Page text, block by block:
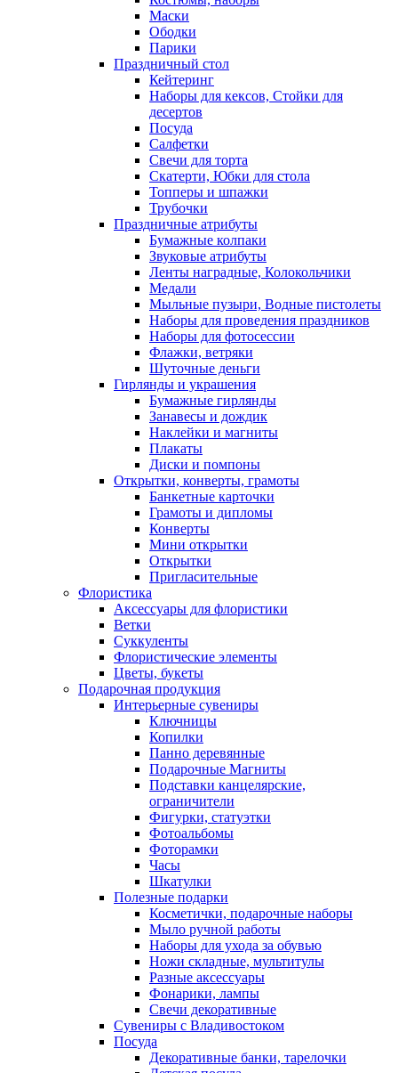
Маски
Ободки
Парики
Праздничный стол
Кейтеринг
Наборы для кексов, Стойки для
десертов
Посуда
Салфетки
Свечи для торта
Скатерти, Юбки для стола
Топперы и шпажки
Трубочки
Праздничные атрибуты
Бумажные колпаки
Звуковые атрибуты
Ленты наградные, Колокольчики
Медали
Мыльные пузыри, Водные пистолеты
Наборы для проведения праздников
Наборы для фотосессии
Флажки, ветряки
Шуточные деньги
Гирлянды и украшения
Бумажные гирлянды
Занавесы и дождик
Наклейки и магниты
Плакаты
Диски и помпоны
Открытки, конверты, грамоты
Банкетные карточки
Грамоты и дипломы
Конверты
Мини открытки
Открытки
Пригласительные
Флористика
Аксессуары для флористики
Ветки
Суккуленты
Флористические элементы
Цветы, букеты
Подарочная продукция
Интерьерные сувениры
Ключницы
Копилки
Панно деревянные
Подарочные Магниты
Подставки канцелярские,
ограничители
Фигурки, статуэтки
Фотоальбомы
Фоторамки
Часы
Шкатулки
Полезные подарки
Косметички, подарочные наборы
Мыло ручной работы
Наборы для ухода за обувью
Ножи складные, мультитулы
Разные аксессуары
Фонарики, лампы
Свечи декоративные
Сувениры с Владивостоком
Посуда
Декоративные банки, тарелочки